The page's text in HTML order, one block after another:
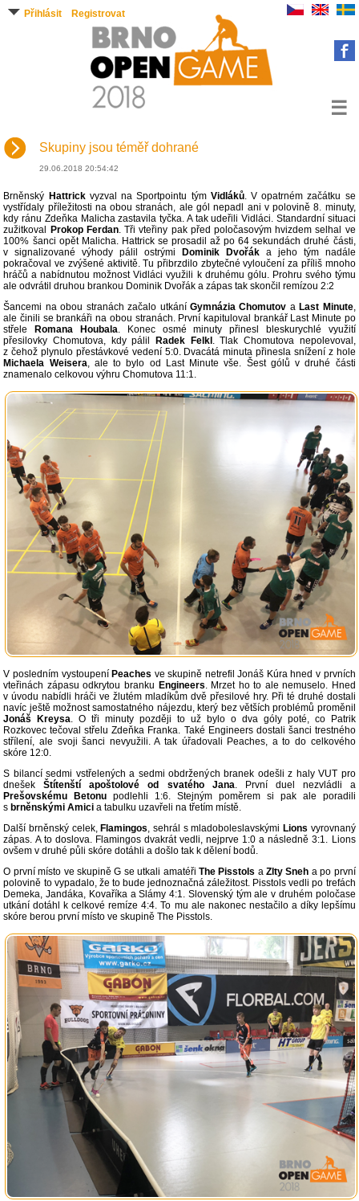
Přihlásit Registrovat
☰
Skupiny jsou téměř dohrané
29.06.2018 20:54:42
Brněnský Hattrickvyzval na Sportpointu tým Vidláků. V opatrném začátku se
vystřídaly příležitosti na obou stranách, ale gól nepadl ani v polovině 8. minuty,
kdy ránu Zdeňka Malicha zastavila tyčka. A tak udeřili Vidláci. Standardní situaci
zužitkoval
Prokop Ferdan. Tři vteřiny pak před poločasovým hvizdem selhal ve
100% šanci opět Malicha. Hattrick se prosadil až po 64 sekundách druhé části,
v signalizované výhody pálil ostrými
Dominik Dvořáka jeho tým nadále
pokračoval ve zvýšené aktivitě. Tu přibrzdilo zbytečné vyloučení za příliš mnoho
hráčů a nabídnutou možnost Vidláci využili k druhému gólu. Prohru svého týmu
ale odvrátil druhou brankou Dominik Dvořák a zápas tak skončil remízou 2:2
Šancemi na obou stranách začalo utkání Gymnázia Chomutov a Last Minute,
ale činili se brankáři na obou stranách. První kapituloval brankář Last Minute po
střele
Romana Houbala. Konec osmé minuty přinesl bleskurychlé využití
přesilovky Chomutova, kdy pálil
Radek Felkl . Tlak Chomutova nepolevoval,
z čehož plynulo přestávkové vedení 5:0. Dvacátá minuta přinesla snížení z hole
Michaela Weisera, ale to bylo od Last Minute vše. Šest gólů v druhé části
znamenalo celkovou výhru Chomutova 11:1.
V posledním vystoupení Peaches ve skupině netrefil Jonáš Kúra hned v prvních
vteřinách zápasu odkrytou branku Engineers. Mrzet ho to ale nemuselo. Hned
v úvodu nabídli hráči ve žlutém mladíkům dvě přesilové hry. Při té druhé dostali
navíc ještě možnost samostatného nájezdu, který bez větších problémů proměnil
Jonáš Kreysa. O tři minuty později to už bylo o dva góly poté, co Patrik
Rozkovec tečoval střelu Zdeňka Franka. Také Engineers dostali šanci trestného
střílení, ale svoji šanci nevyužili. A tak úřadovali Peaches, a to do celkového
skóre 12:0.
S bilancí sedmi vstřelených a sedmi obdržených branek odešli z haly VUT pro
dnešekŠtítenští apoštolové od svatého Jana. První duel nezvládli a
Prešovskému Betonu podlehli 1:6. Stejným poměrem si pak ale poradili
s brněnskými Amici a tabulku uzavřeli na třetím místě.
Další brněnský celek, Flamingos, sehrál s mladoboleslavskými Lions vyrovnaný
zápas. A to doslova. Flamingos dvakrát vedli, nejprve 1:0 a následně 3:1. Lions
ovšem v druhé půli skóre dotáhli a došlo tak k dělení bodů.
O první místo ve skupině G se utkali amatéři The Pisstols aZlty Sneh a po první
polovině to vypadalo, že to bude jednoznačná záležitost. Pisstols vedli po trefách
Demeka, Jandáka, Kovaříka a Slámy 4:1. Slovenský tým ale v druhém poločase
utkání dotáhl k celkové remíze 4:4. To mu ale nakonec nestačilo a díky lepšímu
skóre berou první místo ve skupině The Pisstols.